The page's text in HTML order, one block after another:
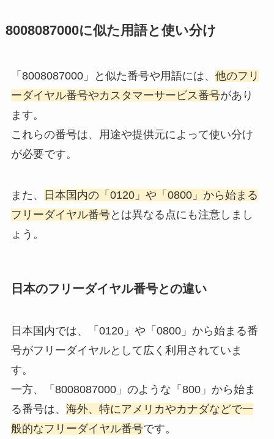
8008087000に似た用語と使い分け
「8008087000」と似た番号や用語には、 他のフリ
ーダイヤル番号やカスタマーサービス番号があり
ます。
これらの番号は、用途や提供元によって使い分け
が必要です。
また、
日本国内の「0120」や「0800」から始まる
フリーダイヤル番号とは異なる点にも注意しまし
ょう。
日本のフリーダイヤル番号との違い
日本国内では、「0120」や「0800」から始まる番
号がフリーダイヤルとして広く利用されていま
す。
一方、「8008087000」のような「800」から始ま
る番号は、 海外、特にアメリカやカナダなどで一
般的なフリーダイヤル番号です。